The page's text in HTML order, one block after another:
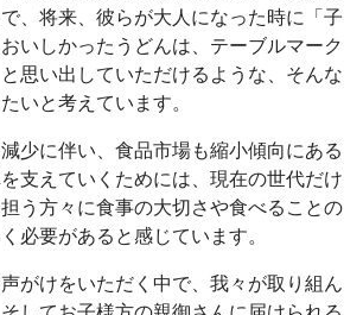
、将来、彼らが大人になった時に「子
いしかったうどんは、テーブルマーク
思い出していただけるような、そんな
いと考えています。
少に伴い、食品市場も縮小傾向にある
支えていくためには、現在の世代だけ
う方々に食事の大切さや食べることの
必要があると感じています。
がけをいただく中で、我々が取り組ん